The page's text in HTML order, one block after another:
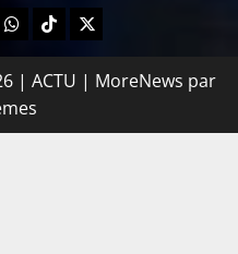
| ACTU | MoreNews par